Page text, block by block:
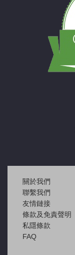
關於我們
聯繫我們
友情鏈接
條款及免責聲明
私隱條款
FAQ